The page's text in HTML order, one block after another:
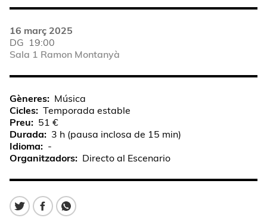
16 març 2025
DG 19:00
Sala 1 Ramon Montanyà
Gèneres
Música
Cicles Temporada estable
Preu
51 €
Durada
3 h (pausa inclosa de 15 min)
Idioma
-
Organitzadors
Directo al Escenario